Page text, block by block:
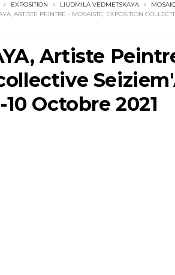
EXPOSITION LIUDMILA VEDMETSKAYA
ARTISTE PEINTRE - MOSAÏSTE, EXPOSITION
Artiste
Octobre 2021